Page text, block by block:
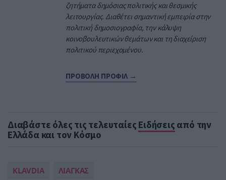
ζητήματα δημόσιας πολιτικής και θεσμικής
λειτουργίας. Διαθέτει σημαντική εμπειρία στην
πολιτική δημοσιογραφία, την κάλυψη
κοινοβουλευτικών θεμάτων και τη διαχείριση
πολιτικού περιεχομένου.
ΠΡΟΒΟΛΗ ΠΡΟΦΙΛ →
Διαβάστε όλες τις τελευταίες Ειδήσεις από την
Ελλάδα και τον Κόσμο
KLAVDIA ΛΙΑΓΚΑΣ